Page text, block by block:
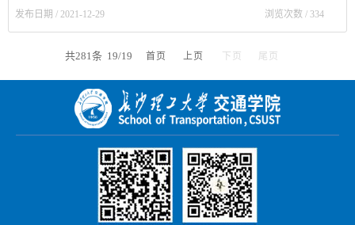
发布日期 / 2021-12-29 浏览次数 / 334
共281条 19/19 首页 上页 下页 尾页